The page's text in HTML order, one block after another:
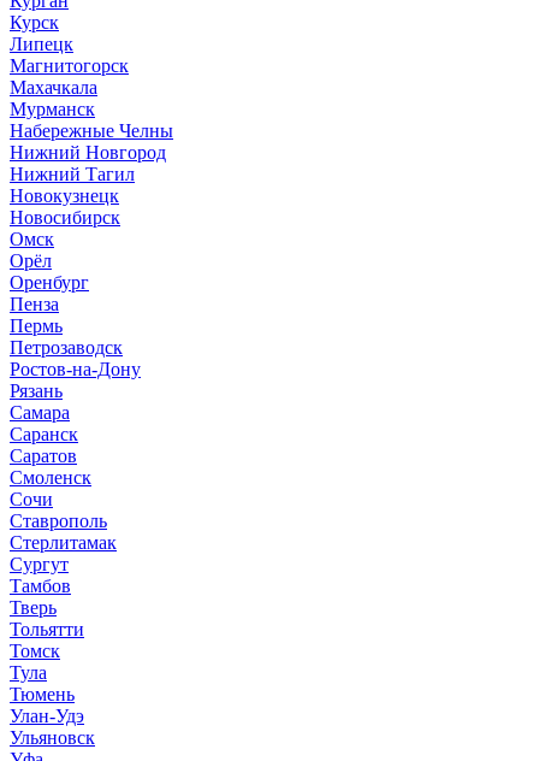
Курск
Липецк
Магнитогорск
Махачкала
Мурманск
Набережные Челны
Нижний Новгород
Нижний Тагил
Новокузнецк
Новосибирск
Омск
Орёл
Оренбург
Пенза
Пермь
Петрозаводск
Ростов-на-Дону
Рязань
Самара
Саранск
Саратов
Смоленск
Сочи
Ставрополь
Стерлитамак
Сургут
Тамбов
Тверь
Тольятти
Томск
Тула
Тюмень
Улан-Удэ
Ульяновск